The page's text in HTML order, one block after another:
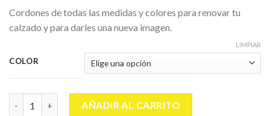
Cordones de todas las medidas y colores para renovar tu
calzado y para darles una nueva imagen.
COLOR
LIMPIAR
CORDON KOTY-STAR P. 120 cantidad
AÑADIR AL CARRITO